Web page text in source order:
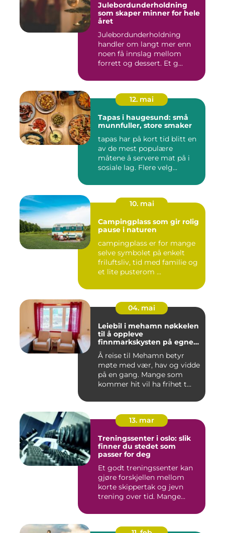
Julebordunderholdning
som skaper minner for hele
året
Julebordunderholdning
handler om langt mer enn
noen få innslag mellom
forrett og dessert. Et g...
12. mai
Tapas i haugesund: små
munnfuller, store smaker
tapas har på kort tid blitt en
av de mest populære
måtene å servere mat på i
sosiale lag. Flere velg...
10. mai
Campingplass som gir rolig
pause i naturen
campingplass er for mange
selve symbolet på enkelt
friluftsliv, tid med familie og
et lite pusterom ...
04. mai
Leiebil i mehamn nøkkelen
til å oppleve
finnmarkskysten på egne
premisser
Å reise til Mehamn betyr
møte med vær, hav og vidde
på en gang. Mange som
kommer hit vil ha frihet t...
13. mar
Treningssenter i oslo: slik
finner du stedet som
passer for deg
Et godt treningssenter kan
gjøre forskjellen mellom
korte skippertak og jevn
trening over tid. Mange...